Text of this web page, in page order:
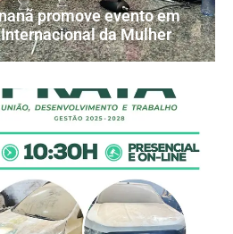
promove evento em
da Mulher